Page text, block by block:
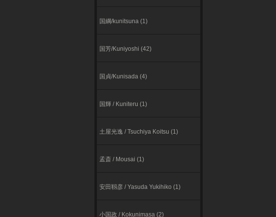
国綱/kunitsuna (1)
国芳/Kuniyoshi (42)
国貞/Kunisada (4)
国輝 / Kuniteru (1)
⼟屋光逸 / Tsuchiya Koitsu (1)
孟斎 / Mousai (1)
安田靱彦 / Yasuda Yukihiko (1)
小国政 / Kokunimasa (2)